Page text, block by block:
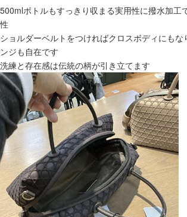
500mlボトルもすっきり収まる実用性に撥水加工
性
ショルダーベルトをつければクロスボディにもな
ンジも自在です
洗練と存在感は伝統の柄が引き立てます